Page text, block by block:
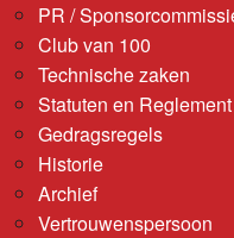
PR /
Club van 100
Technische zaken
Statuten en Reglement
Gedragsregels
Historie
Archief
Vertrouwenspersoon